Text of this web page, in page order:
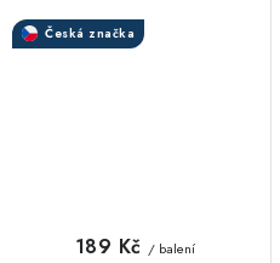
Česká značka
189 Kč / balení